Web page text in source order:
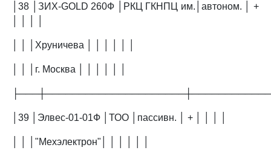
│38 │ЗИХ-GOLD 260Ф │РКЦ ГКНПЦ им.│автоном. │ +
│ │ │Хруничева │ │ │ │ │ │
│ │ │г. Москва │ │ │ │ │ │
│39 │Элвес-01-01Ф │ТОО │пассивн. │ + │ │ │ │
│ │ │"Мехэлектрон"│ │ │ │ │ │